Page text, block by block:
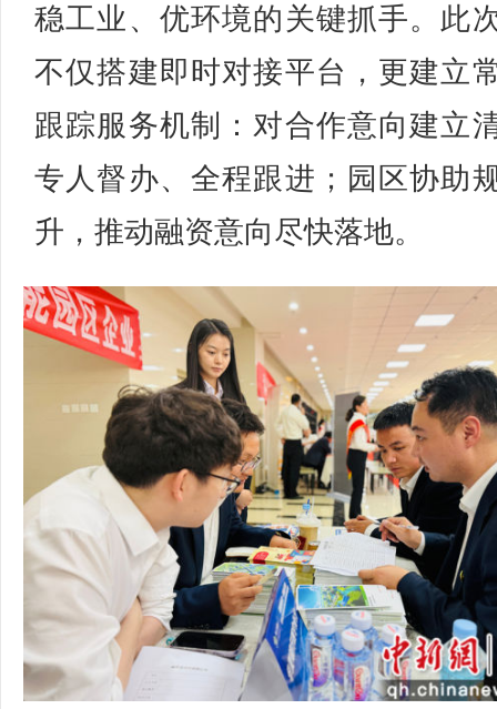
稳工业、优环境的关键抓手。此
不仅搭建即时对接平台，更建立
跟踪服务机制：对合作意向建立
专人督办、全程跟进；园区协助
升，推动融资意向尽快落地。